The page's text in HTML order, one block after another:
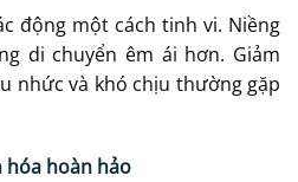
động một cách tinh vi. Niềng
di chuyển êm ái hơn. Giảm
nhức và khó chịu thường gặp
hóa hoàn hảo